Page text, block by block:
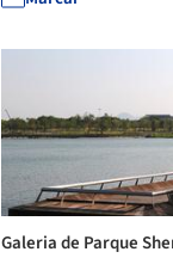
Galeria de Parque